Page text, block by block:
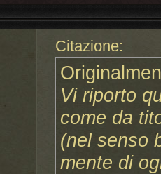
Citazione:
Vi riporto
come da
(nel senso
mente di